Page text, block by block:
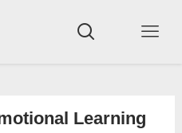
Learning